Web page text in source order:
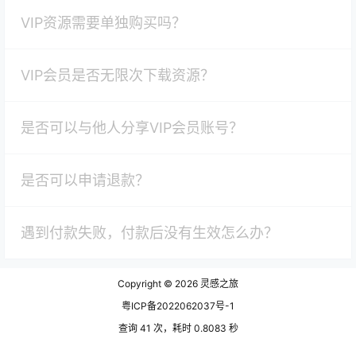
VIP资源需要单独购买吗？
VIP会员是否无限次下载资源？
是否可以与他人分享VIP会员账号？
是否可以申请退款？
遇到付款失败，付款后没有生效怎么办？
Copyright © 2026 灵感之旅
粤ICP备2022062037号-1
查询 41 次，耗时 0.8083 秒